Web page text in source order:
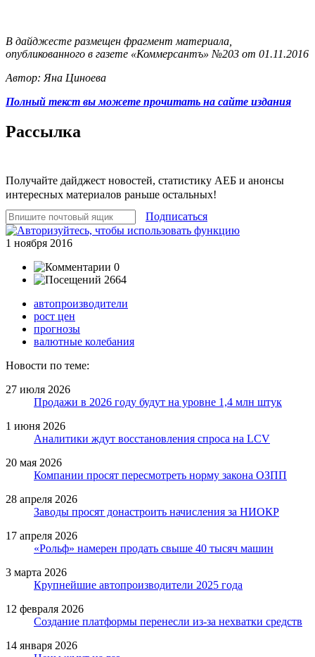
В дайджесте размещен фрагмент материала,
опубликованного в газете «Коммерсантъ» №203 от 01.11.2016
Автор: Яна Циноева
Полный текст вы можете прочитать на сайте издания
Рассылка
Получайте дайджест новостей, статистику АЕБ и анонсы
интересных материалов раньше остальных!
Подписаться
1 ноября 2016
0
2664
автопроизводители
рост цен
прогнозы
валютные колебания
Новости по теме:
27 июля 2026
Продажи в 2026 году будут на уровне 1,4 млн штук
1 июня 2026
Аналитики ждут восстановления спроса на LCV
20 мая 2026
Компании просят пересмотреть норму закона ОЗПП
28 апреля 2026
Заводы просят донастроить начисления за НИОКР
17 апреля 2026
«Рольф» намерен продать свыше 40 тысяч машин
3 марта 2026
Крупнейшие автопроизводители 2025 года
12 февраля 2026
Создание платформы перенесли из-за нехватки средств
14 января 2026